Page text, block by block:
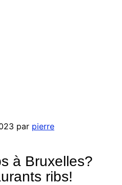
par pierre
à Bruxelles?
ribs!